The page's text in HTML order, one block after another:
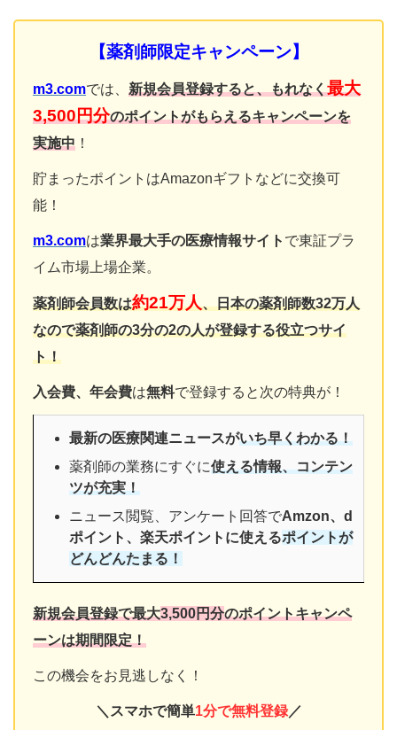
【薬剤師限定キャンペーン】
m3.comでは、 新規会員登録すると、もれなく最大
3,500円分のポイントがもらえるキャンペーンを
実施中 ！
貯まったポイントはAmazonギフトなどに交換可
能！
m3.comは業界最大手の医療情報サイト で東証プラ
イム市場上場企業。
薬剤師会員数は約21万人、日本の薬剤師数32万人
なので薬剤師の3分の2の人が登録する役立つサイ
ト！
入会費、年会費は無料で登録すると次の特典が！
最新の医療関連ニュースがいち早くわかる！
薬剤師の業務にすぐに使える情報、コンテン
ツが充実！
ニュース閲覧、アンケート回答でAmzon、d
ポイント、楽天ポイントに使えるポイントが
どんどんたまる！
新規会員登録で最大3,500円分のポイントキャンペ
ーンは期間限定！
この機会をお見逃しなく！
＼スマホで簡単1分で無料登録／